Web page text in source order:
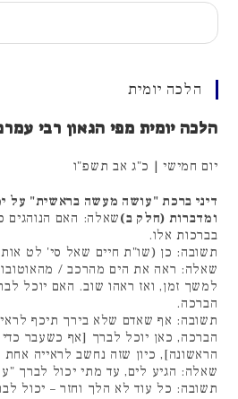
חיפוש
הלכה יומית
הלכה יומית מפי הגאון רבי
יום חמישי | כ"ג אב תשפ"ו
דיני ברכת "עושה מעשה בראשית" על
ומדברות (חלק ב)שאלה: האם הנוהגים
בברכות אלו.
תשובה: כן (שו"ת חיים שאל סי' לט
שאלה: ראה את הים מהרכב /
למשך זמן, ואז ראהו שוב. האם יוכל
הברכה.
תשובה: אף שאדם שלא בירך תיכף
הברכה, כאן יוכל לברך [אף כשעבר כדי
הראשונה], כיון שזה נחשב לראייה אחת
שאלה: הגיע לים, עד מתי יכול לברך
תשובה: כל עוד לא הלך וחזר – יכול